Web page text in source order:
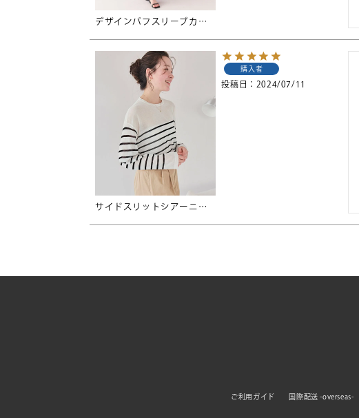
デザインパフスリーブカットソーワンピース
サイドスリットシアーニットプルオーバー【メール便可／90】
購入者
投稿日 2024/07/11
ご利用ガイド 国際配送 -overseas-